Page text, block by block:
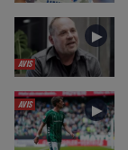
AVIS
►
AVIS ►